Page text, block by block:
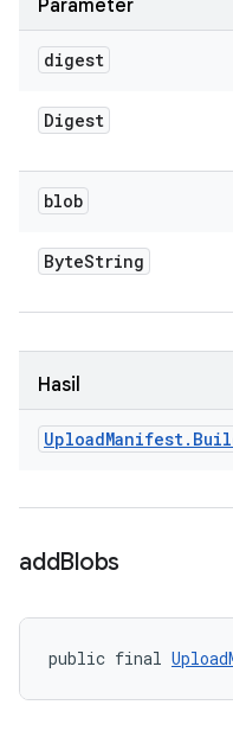
Parameter
digest
Digest
blob
ByteString
Hasil
UploadManifest.
addBlobs
public final